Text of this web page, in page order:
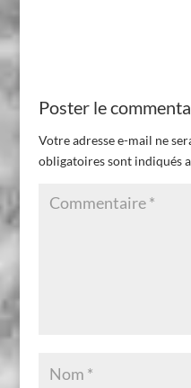
Poster le
Votre adresse e-mail ne
obligatoires sont indiqués